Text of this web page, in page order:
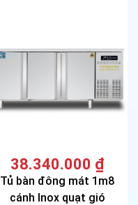
Tủ bàn đông mát 1m8
cánh Inox quạt gió
38.340.000 ₫